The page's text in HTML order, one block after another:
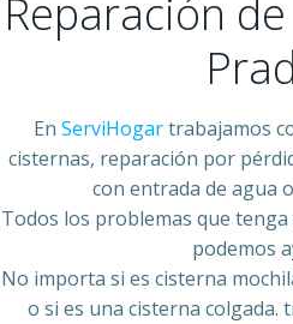
Reparación
En ServiHogartrabajamos
cisternas, reparación por
con entrada de agua
Todos los problemas que
podemos
No importa si es cisterna
o si es una cisterna colgada.